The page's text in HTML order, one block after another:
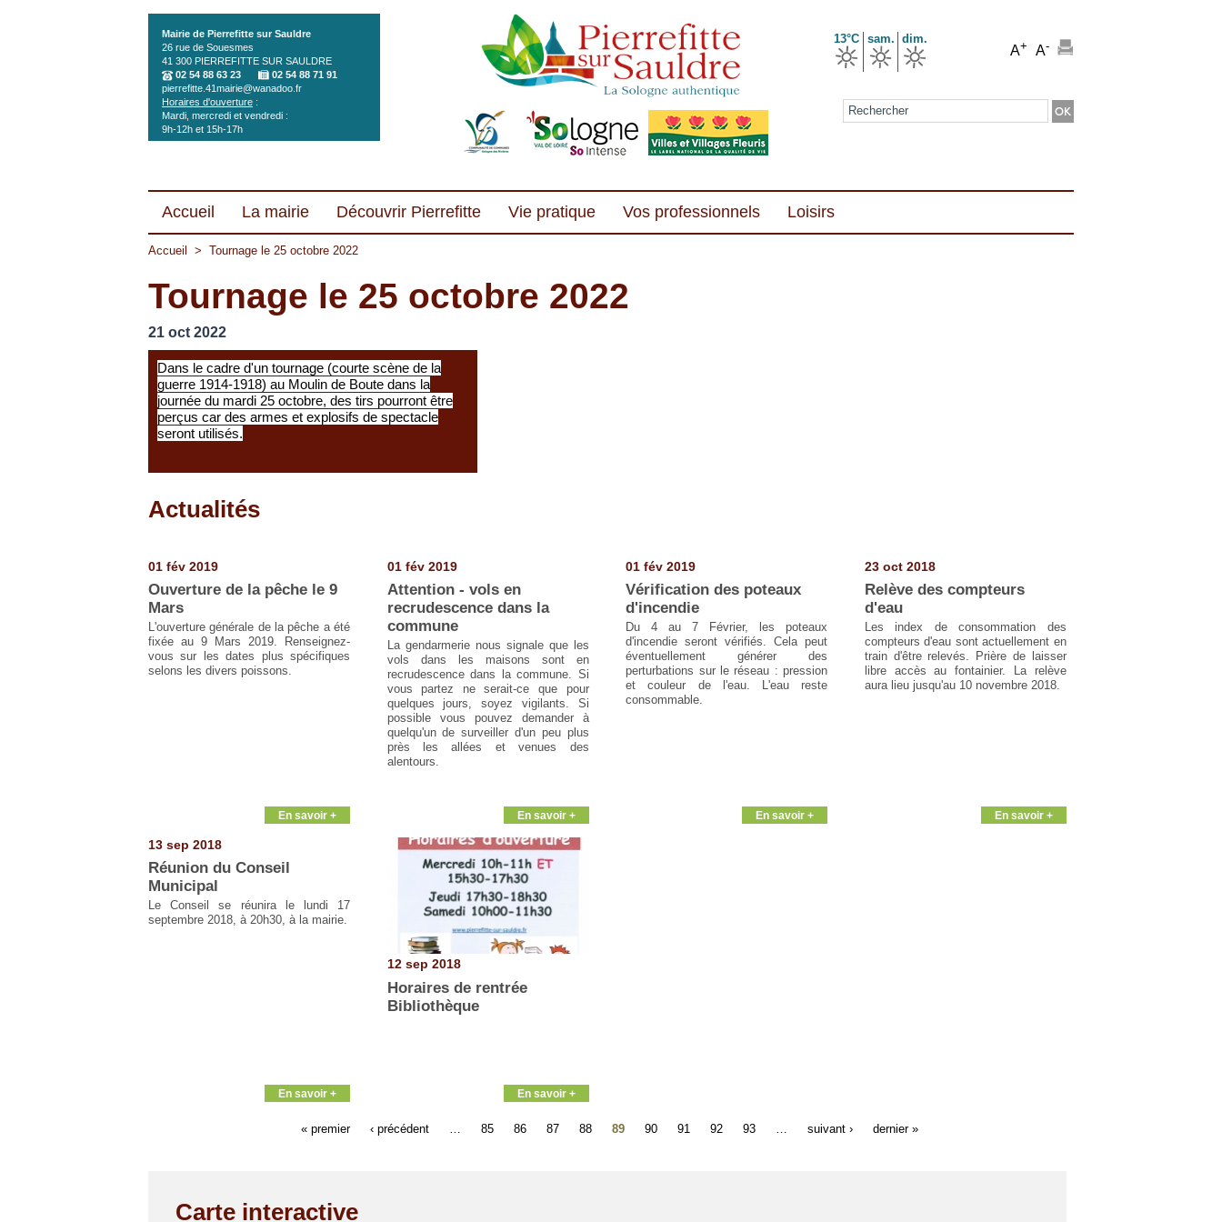
Mairie de Pierrefitte sur Sauldre
26 rue de Souesmes
41 300 PIERREFITTE SUR SAULDRE
02 54 88 63 23
02 54 88 71 91
pierrefitte.41mairie@wanadoo.fr
Horaires d'ouverture :
Mardi, mercredi et vendredi :
9h-12h et 15h-17h
13°C sam. dim.
A+ A-
Formulaire de recherche
Accueil La mairie Découvrir Pierrefitte Vie pratique Vos professionnels Loisirs
Accueil > Tournage le 25 octobre 2022
Tournage le 25 octobre 2022
21 oct 2022
Dans le cadre d'un tournage (courte scène de la
guerre 1914-1918) au Moulin de Boute dans la
journée du mardi 25 octobre, des tirs pourront être
perçus car des armes et explosifs de spectacle
seront utilisés.
Actualités
01 fév 2019
Ouverture de la pêche le 9
Mars
L'ouverture générale de la pêche a été
fixée au 9 Mars 2019. Renseignez-
vous sur les dates plus spécifiques
selons les divers poissons.
En savoir +
01 fév 2019
Attention - vols en
recrudescence dans la
commune
La gendarmerie nous signale que les
vols dans les maisons sont en
recrudescence dans la commune. Si
vous partez ne serait-ce que pour
quelques jours, soyez vigilants. Si
possible vous pouvez demander à
quelqu'un de surveiller d'un peu plus
près les allées et venues des
alentours.
En savoir +
01 fév 2019
Vérification des poteaux
d'incendie
Du 4 au 7 Février, les poteaux
d'incendie seront vérifiés. Cela peut
éventuellement générer des
perturbations sur le réseau : pression
et couleur de l'eau. L'eau reste
consommable.
En savoir +
23 oct 2018
Relève des compteurs
d'eau
Les index de consommation des
compteurs d'eau sont actuellement en
train d'être relevés. Prière de laisser
libre accès au fontainier. La relève
aura lieu jusqu'au 10 novembre 2018.
En savoir +
13 sep 2018
Réunion du Conseil
Municipal
Le Conseil se réunira le lundi 17
septembre 2018, à 20h30, à la mairie.
En savoir +
12 sep 2018
Horaires de rentrée
Bibliothèque
En savoir +
Pages
« premier ‹ précédent 85 86 87 88 89 90 91 92 93 suivant › dernier »
Carte interactive